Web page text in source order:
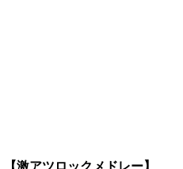
【激アツロックメドレー】